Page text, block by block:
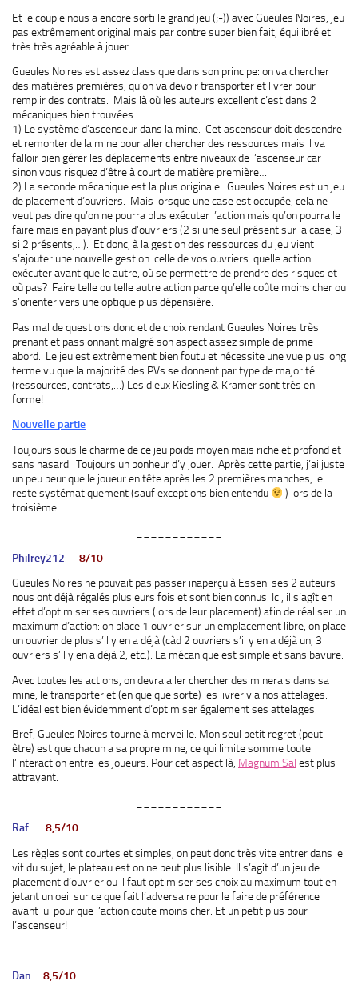
Et le couple nous a encore sorti le grand jeu (;-)) avec Gueules Noires, jeu
pas extrêmement original mais par contre super bien fait, équilibré et
très très agréable à jouer.
Gueules Noires est assez classique dans son principe: on va chercher
des matières premières, qu’on va devoir transporter et livrer pour
remplir des contrats. Mais là où les auteurs excellent c’est dans 2
mécaniques bien trouvées:
1) Le système d’ascenseur dans la mine. Cet ascenseur doit descendre
et remonter de la mine pour aller chercher des ressources mais il va
falloir bien gérer les déplacements entre niveaux de l’ascenseur car
sinon vous risquez d’être à court de matière première…
2) La seconde mécanique est la plus originale. Gueules Noires est un jeu
de placement d’ouvriers. Mais lorsque une case est occupée, cela ne
veut pas dire qu’on ne pourra plus exécuter l’action mais qu’on pourra le
faire mais en payant plus d’ouvriers (2 si une seul présent sur la case, 3
si 2 présents,…). Et donc, à la gestion des ressources du jeu vient
s’ajouter une nouvelle gestion: celle de vos ouvriers: quelle action
exécuter avant quelle autre, où se permettre de prendre des risques et
où pas? Faire telle ou telle autre action parce qu’elle coûte moins cher ou
s’orienter vers une optique plus dépensière.
Pas mal de questions donc et de choix rendant Gueules Noires très
prenant et passionnant malgré son aspect assez simple de prime
abord. Le jeu est extrêmement bien foutu et nécessite une vue plus long
terme vu que la majorité des PVs se donnent par type de majorité
(ressources, contrats,…) Les dieux Kiesling & Kramer sont très en
forme!
Nouvelle partie
Toujours sous le charme de ce jeu poids moyen mais riche et profond et
sans hasard. Toujours un bonheur d’y jouer. Après cette partie, j’ai juste
un peu peur que le joueur en tête après les 2 premières manches, le
reste systématiquement (sauf exceptions bien entendu
) lors de la
troisième…
Philrey212: 8/10
Gueules Noires ne pouvait pas passer inaperçu à Essen: ses 2 auteurs
nous ont déjà régalés plusieurs fois et sont bien connus. Ici, il s’agît en
effet d’optimiser ses ouvriers (lors de leur placement) afin de réaliser un
maximum d’action: on place 1 ouvrier sur un emplacement libre, on place
un ouvrier de plus s’il y en a déjà (càd 2 ouvriers s’il y en a déjà un, 3
ouvriers s’il y en a déjà 2, etc.). La mécanique est simple et sans bavure.
Avec toutes les actions, on devra aller chercher des minerais dans sa
mine, le transporter et (en quelque sorte) les livrer via nos attelages.
L’idéal est bien évidemment d’optimiser également ses attelages.
Bref, Gueules Noires tourne à merveille. Mon seul petit regret (peut-
être) est que chacun a sa propre mine, ce qui limite somme toute
l’interaction entre les joueurs. Pour cet aspect là, Magnum Sal est plus
attrayant.
Raf: 8,5/10
Les règles sont courtes et simples, on peut donc très vite entrer dans le
vif du sujet, le plateau est on ne peut plus lisible. Il s’agit d’un jeu de
placement d’ouvrier ou il faut optimiser ses choix au maximum tout en
jetant un oeil sur ce que fait l’adversaire pour le faire de préférence
avant lui pour que l’action coute moins cher. Et un petit plus pour
l’ascenseur!
Dan: 8,5/10